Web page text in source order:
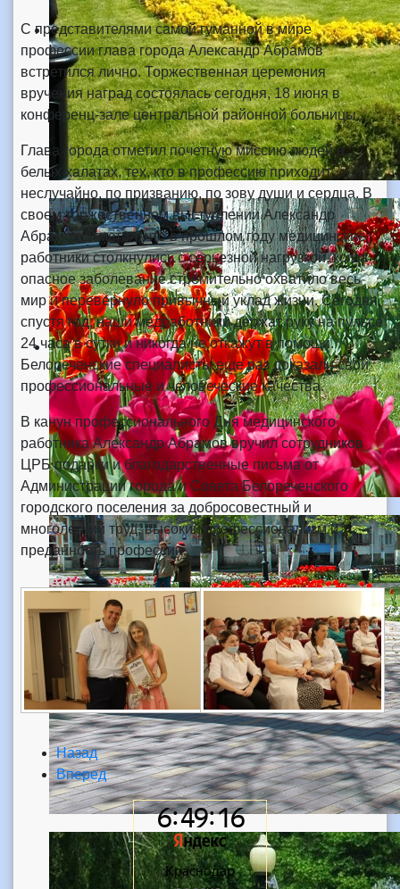
С представителями самой гуманной в мире
профессии глава города Александр Абрамов
встретился лично. Торжественная церемония
вручения наград состоялась сегодня, 18 июня в
конференц-зале центральной районной больницы.
Глава города отметил почетную миссию людей в
белых халатах, тех, кто в профессию приходит
неслучайно, по призванию, по зову души и сердца. В
своем торжественном выступлении Александр
Абрамов отметил, что в прошлом году медицинские
работники столкнулись с серьезной нагрузкой, когда
опасное заболевание стремительно охватило весь
мир и перевернуло привычный уклад жизни. Сегодня,
спустя год, наши медработники держат руку на пульсе
24 часа в сутки и никогда не откажут в помощи.
Белореченские специалисты еще раз доказали свои
профессиональные и человеческие качества.
В канун профессионального Дня медицинского
работника Александр Абрамов вручил сотрудников
ЦРБ подарки и благодарственные письма от
Администрации города и Совета Белореченского
городского поселения за добросовестный и
многолетний труд, высокий профессионализм и
преданность профессии.
Назад
Вперед